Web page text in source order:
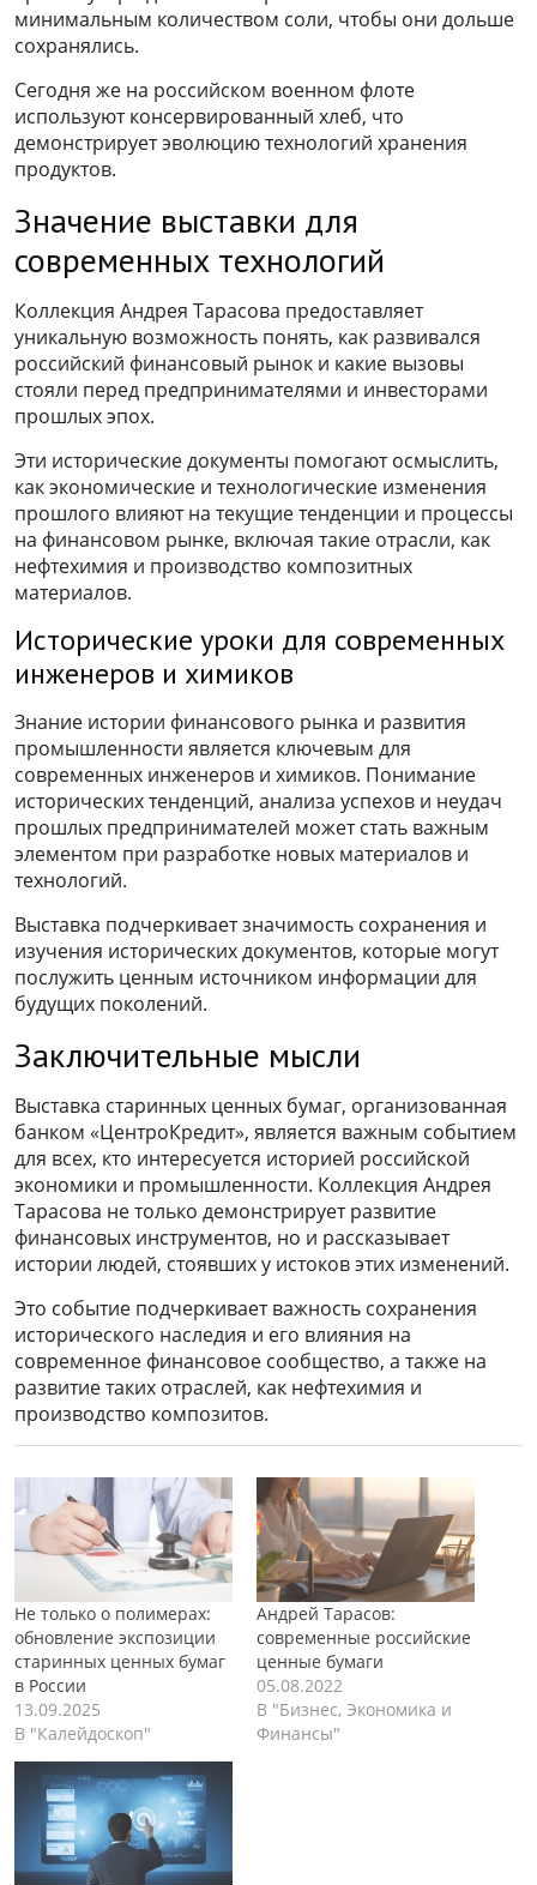
минимальным количеством соли, чтобы они дольше
сохранялись.
Сегодня же на российском военном флоте
используют консервированный хлеб, что
демонстрирует эволюцию технологий хранения
продуктов.
Значение выставки для
современных технологий
Коллекция Андрея Тарасова предоставляет
уникальную возможность понять, как развивался
российский финансовый рынок и какие вызовы
стояли перед предпринимателями и инвесторами
прошлых эпох.
Эти исторические документы помогают осмыслить,
как экономические и технологические изменения
прошлого влияют на текущие тенденции и процессы
на финансовом рынке, включая такие отрасли, как
нефтехимия и производство композитных
материалов.
Исторические уроки для современных
инженеров и химиков
Знание истории финансового рынка и развития
промышленности является ключевым для
современных инженеров и химиков. Понимание
исторических тенденций, анализа успехов и неудач
прошлых предпринимателей может стать важным
элементом при разработке новых материалов и
технологий.
Выставка подчеркивает значимость сохранения и
изучения исторических документов, которые могут
послужить ценным источником информации для
будущих поколений.
Заключительные мысли
Выставка старинных ценных бумаг, организованная
банком «ЦентроКредит», является важным событием
для всех, кто интересуется историей российской
экономики и промышленности. Коллекция Андрея
Тарасова не только демонстрирует развитие
финансовых инструментов, но и рассказывает
истории людей, стоявших у истоков этих изменений.
Это событие подчеркивает важность сохранения
исторического наследия и его влияния на
современное финансовое сообщество, а также на
развитие таких отраслей, как нефтехимия и
производство композитов.
Не только о полимерах:
обновление экспозиции
старинных ценных бумаг
в России
13.09.2025
В "Калейдоскоп"
Андрей Тарасов:
современные российские
ценные бумаги
05.08.2022
В "Бизнес, Экономика и
Финансы"